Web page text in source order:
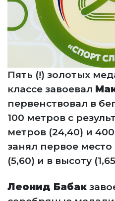
Пять (!) золотых
классе завоевал
первенствовал в
100 метров с
метров (24,40) и
занял первое
(5,60) и в высоту
Леонид Бабак